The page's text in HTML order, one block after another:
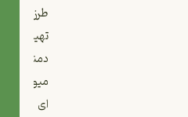
طرز
تهیه
دمنوش
میوه
ای